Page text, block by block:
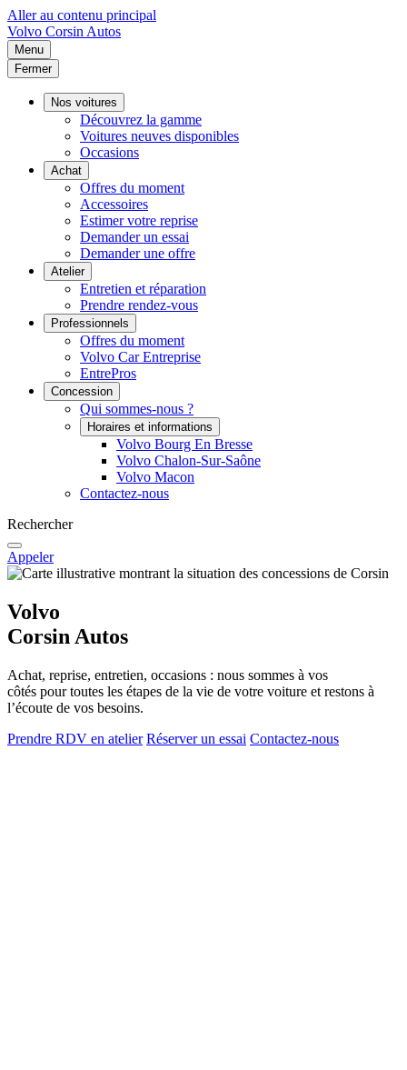
Aller au contenu principal
Volvo Corsin Autos
Menu
Fermer
Nos voitures
Découvrez la gamme
Voitures neuves disponibles
Occasions
Achat
Offres du moment
Accessoires
Estimer votre reprise
Demander un essai
Demander une offre
Atelier
Entretien et réparation
Prendre rendez-vous
Professionnels
Offres du moment
Volvo Car Entreprise
EntrePros
Concession
Qui sommes-nous ?
Horaires et informations
Volvo Bourg En Bresse
Volvo Chalon-Sur-Saône
Volvo Macon
Contactez-nous
Rechercher
Appeler
Volvo
Corsin Autos
Achat, reprise, entretien, occasions : nous sommes à vos
côtés pour toutes les étapes de la vie de votre voiture et restons à
l’écoute de vos besoins.
Prendre RDV en atelier Réserver un essai Contactez-nous